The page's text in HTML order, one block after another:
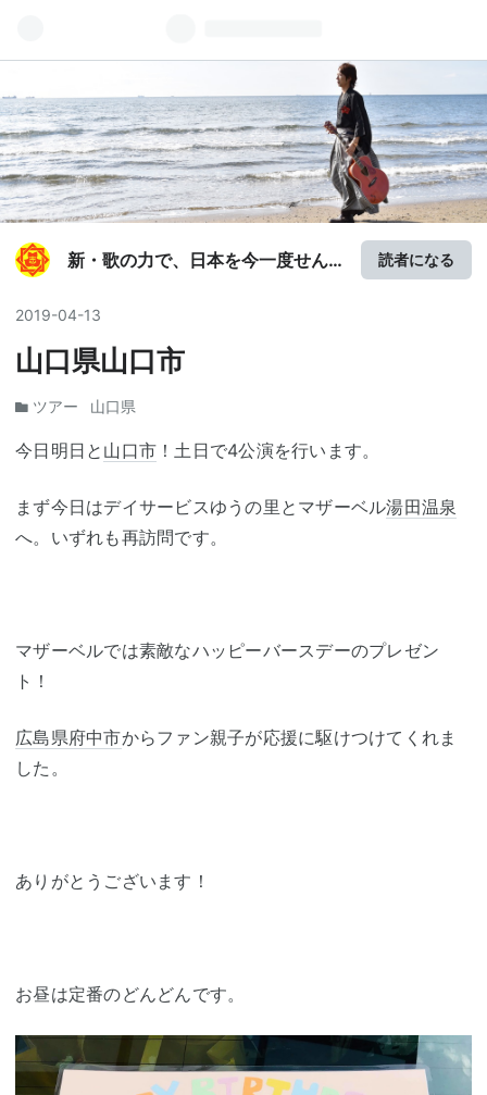
新・歌の力で、日本を今一度せん
読者になる
2019-04-13
山口県山口市
ツアー 山口県
今日明日と 山口市 ！土日で4公演を行います。
まず今日はデイサービスゆうの里とマザーベル湯田温泉
へ。いずれも再訪問です。
マザーベルでは素敵なハッピーバースデーのプレゼン
ト！
広島県府中市からファン親子が応援に駆けつけてくれま
した。
ありがとうございます！
お昼は定番のどんどんです。